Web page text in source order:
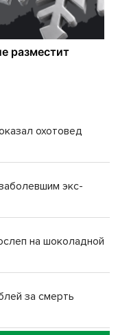
охотовед
экс-
на шоколадной
за смерть